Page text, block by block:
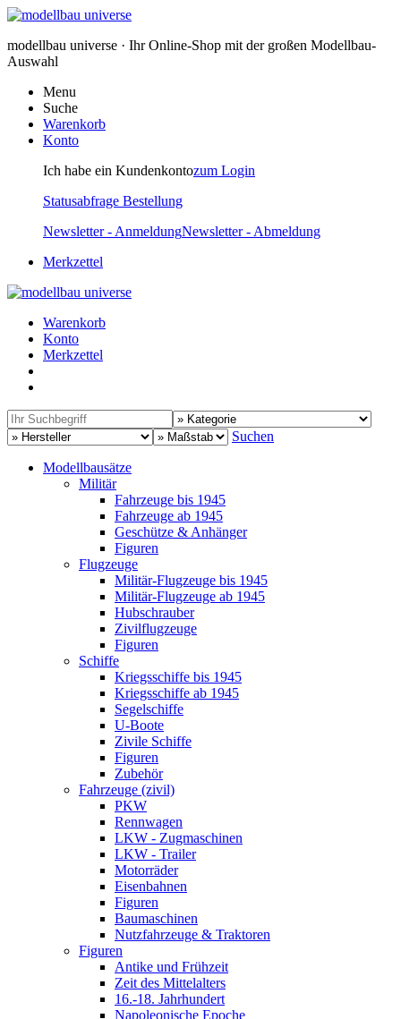
modellbau universe · Ihr Online-Shop mit der großen Modellbau-
Auswahl
Menu
Suche
Warenkorb
Konto
Ich habe ein Kundenkontozum Login
Statusabfrage Bestellung
Newsletter - AnmeldungNewsletter - Abmeldung
Merkzettel
Warenkorb
Konto
Merkzettel
Suchen
Modellbausätze
Militär
Fahrzeuge bis 1945
Fahrzeuge ab 1945
Geschütze & Anhänger
Figuren
Flugzeuge
Militär-Flugzeuge bis 1945
Militär-Flugzeuge ab 1945
Hubschrauber
Zivilflugzeuge
Figuren
Schiffe
Kriegsschiffe bis 1945
Kriegsschiffe ab 1945
Segelschiffe
U-Boote
Zivile Schiffe
Figuren
Zubehör
Fahrzeuge (zivil)
PKW
Rennwagen
LKW - Zugmaschinen
LKW - Trailer
Motorräder
Eisenbahnen
Figuren
Baumaschinen
Nutzfahrzeuge & Traktoren
Figuren
Antike und Frühzeit
Zeit des Mittelalters
16.-18. Jahrhundert
Napoleonische Epoche